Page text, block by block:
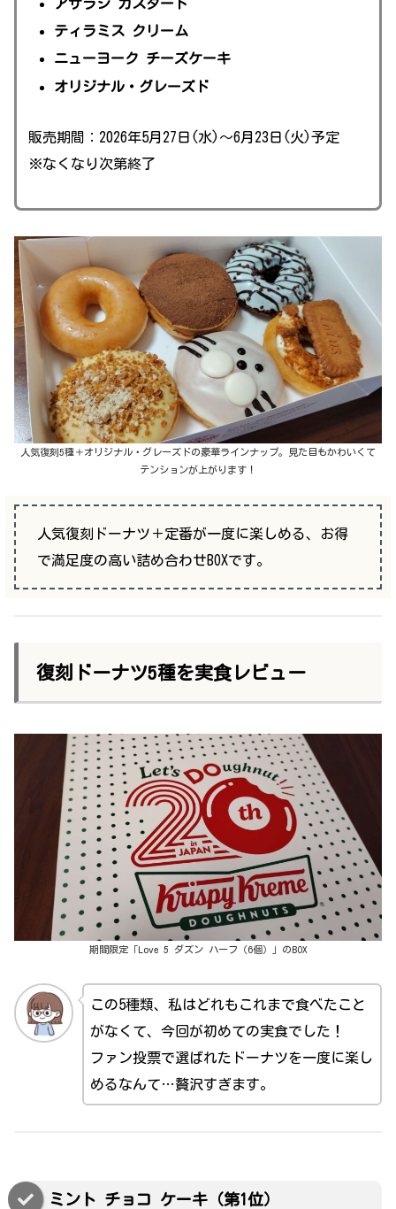
アザラシ カスタード
ティラミス クリーム
ニューヨーク チーズケーキ
オリジナル・グレーズド
販売期間：2026年5月27日(水)〜6月23日(火)予定
※なくなり次第終了
人気復刻5種＋オリジナル・グレーズドの豪華ラインナップ。見た目もかわいくて
テンションが上がります！
人気復刻ドーナツ＋定番が一度に楽しめる、お得
で満足度の高い詰め合わせBOXです。
復刻ドーナツ5種を実食レビュー
期間限定「Love 5 ダズン ハーフ（6個）」のBOX
この5種類、私はどれもこれまで食べたこと
がなくて、今回が初めての実食でした！
ファン投票で選ばれたドーナツを一度に楽し
めるなんて…贅沢すぎます。
ミント チョコ ケーキ（第1位）